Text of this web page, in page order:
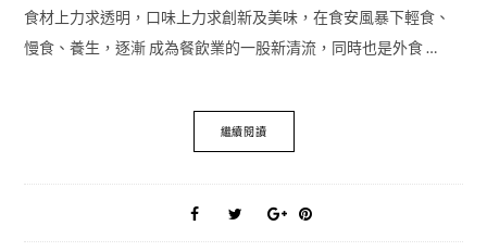
食材上力求透明，口味上力求創新及美味，在食安風暴下輕食、
慢食、養生，逐漸 成為餐飲業的一股新清流，同時也是外食 …
繼續閱讀